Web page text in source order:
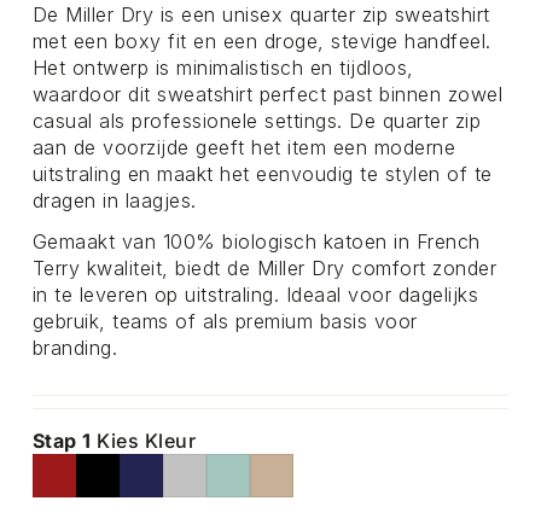
De Miller Dry is een unisex quarter zip sweatshirt
met een boxy fit en een droge, stevige handfeel.
Het ontwerp is minimalistisch en tijdloos,
waardoor dit sweatshirt perfect past binnen zowel
casual als professionele settings. De quarter zip
aan de voorzijde geeft het item een moderne
uitstraling en maakt het eenvoudig te stylen of te
dragen in laagjes.
Gemaakt van 100% biologisch katoen in French
Terry kwaliteit, biedt de Miller Dry comfort zonder
in te leveren op uitstraling. Ideaal voor dagelijks
gebruik, teams of als premium basis voor
branding.
Stap 1 Kies Kleur